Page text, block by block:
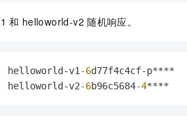
和 helloworld-v2 随机响应。
helloworld-v1-6d77f4c4cf-p****
helloworld-v2-6b96c5684-4****
10分钟微调：让0.6B模型媲美235B模型
R1 满血版
多种方案随心选，轻松解锁专属 DeepSeek
超强辅助，